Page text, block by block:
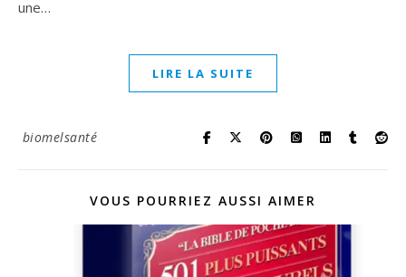
une…
LIRE LA SUITE
biomelsanté
VOUS POURRIEZ AUSSI AIMER